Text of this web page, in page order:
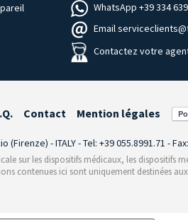
WhatsApp +39 334
Email
Contactez votre
Contact Mention légales
- ITALY - Tel: +39 055.8991.71 -
sur les dispositifs médicaux, les dispositifs
contenues ici sont uniquement destinées